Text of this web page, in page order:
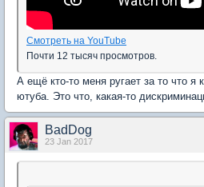
Смотреть на YouTube
Почти 12 тысяч просмотров.
А ещё кто-то меня ругает за то что
ютуба. Это что, какая-то
BadDog
23 Jan 2017